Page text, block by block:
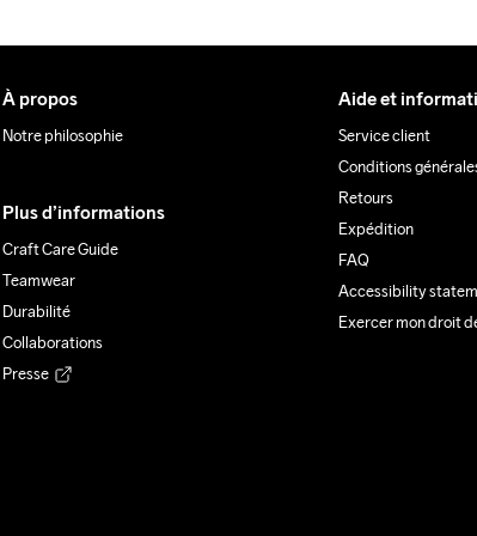
À propos
Notre philosophie
Plus d’informations
Craft Care Guide
Teamwear
Durabilité
Collaborations
Presse
Aide et
Service client
Conditions
Retours
Expédition
FAQ
Accessibility
Exercer mon droit